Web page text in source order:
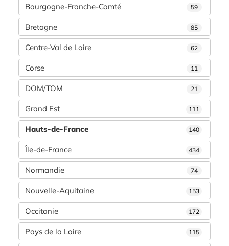
Bourgogne-Franche-Comté 59
Bretagne 85
Centre-Val de Loire 62
Corse 11
DOM/TOM 21
Grand Est 111
Hauts-de-France 140
Île-de-France 434
Normandie 74
Nouvelle-Aquitaine 153
Occitanie 172
Pays de la Loire 115